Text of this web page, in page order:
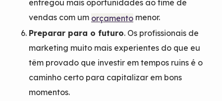
entregou mais oportunidades ao time de
vendas com um orçamentomenor.
Preparar para o futuro. Os profissionais de
marketing muito mais experientes do que eu
têm provado que investir em tempos ruins é o
caminho certo para capitalizar em bons
momentos.